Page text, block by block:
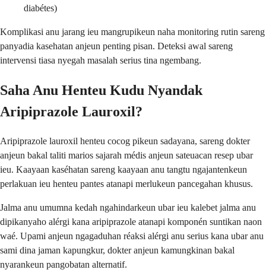
diabétes)
Komplikasi anu jarang ieu mangrupikeun naha monitoring rutin sareng
panyadia kasehatan anjeun penting pisan. Deteksi awal sareng
intervensi tiasa nyegah masalah serius tina ngembang.
Saha Anu Henteu Kudu Nyandak
Aripiprazole Lauroxil?
Aripiprazole lauroxil henteu cocog pikeun sadayana, sareng dokter
anjeun bakal taliti marios sajarah médis anjeun sateuacan resep ubar
ieu. Kaayaan kaséhatan sareng kaayaan anu tangtu ngajantenkeun
perlakuan ieu henteu pantes atanapi merlukeun pancegahan khusus.
Jalma anu umumna kedah ngahindarkeun ubar ieu kalebet jalma anu
dipikanyaho alérgi kana aripiprazole atanapi komponén suntikan naon
waé. Upami anjeun ngagaduhan réaksi alérgi anu serius kana ubar anu
sami dina jaman kapungkur, dokter anjeun kamungkinan bakal
nyarankeun pangobatan alternatif.